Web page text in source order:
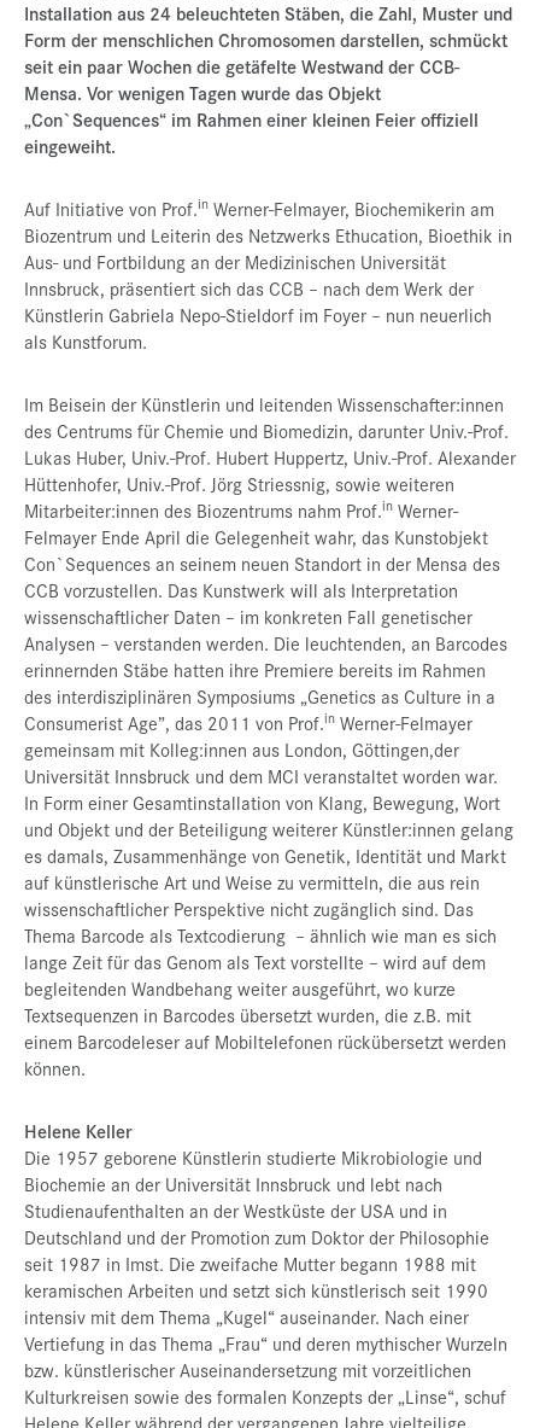
Installation aus 24 beleuchteten Stäben, die Zahl, Muster und
Form der menschlichen Chromosomen darstellen, schmückt
seit ein paar Wochen die getäfelte Westwand der CCB-
Mensa. Vor wenigen Tagen wurde das Objekt
„Con`Sequences“ im Rahmen einer kleinen Feier offiziell
eingeweiht.
Auf Initiative von Prof.in Werner-Felmayer, Biochemikerin am
Biozentrum und Leiterin des Netzwerks Ethucation, Bioethik in
Aus- und Fortbildung an der Medizinischen Universität
Innsbruck, präsentiert sich das CCB – nach dem Werk der
Künstlerin Gabriela Nepo-Stieldorf im Foyer – nun neuerlich
als Kunstforum.
Im Beisein der Künstlerin und leitenden Wissenschafter:innen
des Centrums für Chemie und Biomedizin, darunter Univ.-Prof.
Lukas Huber, Univ.-Prof. Hubert Huppertz, Univ.-Prof. Alexander
Hüttenhofer, Univ.-Prof. Jörg Striessnig, sowie weiteren
Mitarbeiter:innen des Biozentrums nahm Prof.in Werner-
Felmayer Ende April die Gelegenheit wahr, das Kunstobjekt
Con`Sequences an seinem neuen Standort in der Mensa des
CCB vorzustellen. Das Kunstwerk will als Interpretation
wissenschaftlicher Daten – im konkreten Fall genetischer
Analysen – verstanden werden. Die leuchtenden, an Barcodes
erinnernden Stäbe hatten ihre Premiere bereits im Rahmen
des interdisziplinären Symposiums „Genetics as Culture in a
Consumerist Age”, das 2011 von Prof.in Werner-Felmayer
gemeinsam mit Kolleg:innen aus London, Göttingen,der
Universität Innsbruck und dem MCI veranstaltet worden war.
In Form einer Gesamtinstallation von Klang, Bewegung, Wort
und Objekt und der Beteiligung weiterer Künstler:innen gelang
es damals, Zusammenhänge von Genetik, Identität und Markt
auf künstlerische Art und Weise zu vermitteln, die aus rein
wissenschaftlicher Perspektive nicht zugänglich sind. Das
Thema Barcode als Textcodierung – ähnlich wie man es sich
lange Zeit für das Genom als Text vorstellte – wird auf dem
begleitenden Wandbehang weiter ausgeführt, wo kurze
Textsequenzen in Barcodes übersetzt wurden, die z.B. mit
einem Barcodeleser auf Mobiltelefonen rückübersetzt werden
können.
Helene Keller
Die 1957 geborene Künstlerin studierte Mikrobiologie und
Biochemie an der Universität Innsbruck und lebt nach
Studienaufenthalten an der Westküste der USA und in
Deutschland und der Promotion zum Doktor der Philosophie
seit 1987 in Imst. Die zweifache Mutter begann 1988 mit
keramischen Arbeiten und setzt sich künstlerisch seit 1990
intensiv mit dem Thema „Kugel“ auseinander. Nach einer
Vertiefung in das Thema „Frau“ und deren mythischer Wurzeln
bzw. künstlerischer Auseinandersetzung mit vorzeitlichen
Kulturkreisen sowie des formalen Konzepts der „Linse“, schuf